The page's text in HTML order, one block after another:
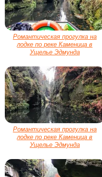
Романтическая прогулка на
лодке по реке Каменица в
Ущелье Эдмунда
Романтическая прогулка на
лодке по реке Каменица в
Ущелье Эдмунда